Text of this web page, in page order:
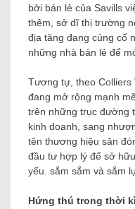
bởi bán lẻ của Savills
thêm, sở dĩ thị trường
địa tăng đang củng cố
những nhà bán lẻ để
Tương tự, theo Colliers
đang mở rộng mạnh
trên những trục đường
kinh doanh, sang
tên thương hiệu săn
đầu tư hợp lý để sở
yếu. sắm sắm và sắm
Hứng thú trong thời